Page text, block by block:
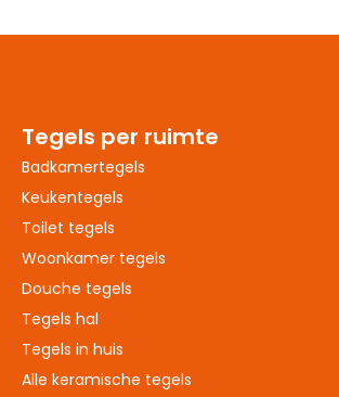
Tegels per ruimte
Badkamertegels
Keukentegels
Toilet tegels
Woonkamer tegels
Douche tegels
Tegels hal
Tegels in huis
Alle keramische tegels